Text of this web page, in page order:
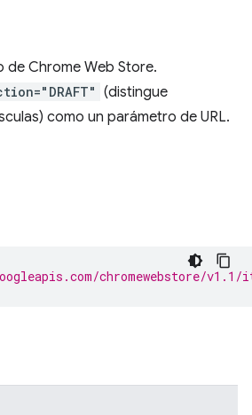
de Chrome Web Store.
(distingue
como un parámetro de URL.
chromewebstore/